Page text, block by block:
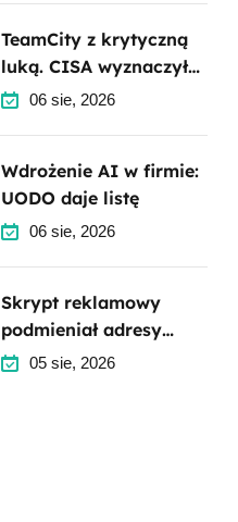
TeamCity z krytyczną
luką. CISA wyznaczyła
termin06 sie, 2026
Wdrożenie AI w firmie:
UODO daje listę
06 sie, 2026
Skrypt reklamowy
podmieniał adresy
portfeli krypto
05 sie, 2026